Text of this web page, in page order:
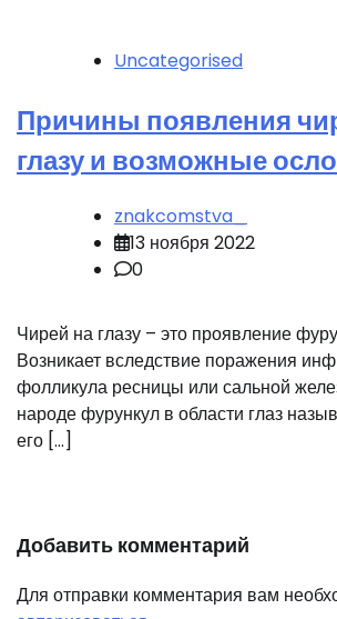
Uncategorised
Причины появления
глазу и возможные
znakcomstva_
13 ноября 2022
0
Чирей на глазу – это проявление
Возникает вследствие поражения
фолликула ресницы или сальной
народе фурункул в области глаз
его […]
Добавить комментарий
Для отправки комментария вам